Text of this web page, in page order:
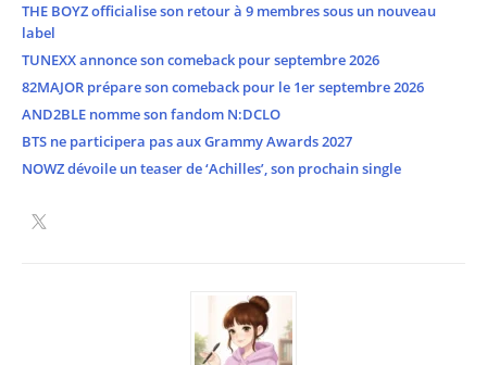
THE BOYZ officialise son retour à 9 membres sous un nouveau
label
TUNEXX annonce son comeback pour septembre 2026
82MAJOR prépare son comeback pour le 1er septembre 2026
AND2BLE nomme son fandom N:DCLO
BTS ne participera pas aux Grammy Awards 2027
NOWZ dévoile un teaser de ‘Achilles’, son prochain single